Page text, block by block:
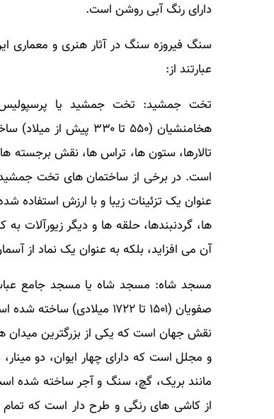
دارای رنگ آبی روشن است.
سنگ فیروزه سنگ در آثار هنری و معماری
عبارتند از:
تخت جمشید: تخت جمشید یا پرسپولیس
هخامنشیان (۵۵۰ تا
تالارها، ستون ها، تراس ها، نقش
است. در برخی از ساختمان های تخت جمشید،
عنوان یک تزئینات زیبا و با ارزش
ها، گردنبندها، حلقه ها و دیگر زیورآلات
آن می افزاید، بلکه به عنوان یک نماد از
مسجد شاه: مسجد شاه یا مسجد جامع
صفویان (۱۵۰۱ تا ۱۷۲۲
نقش جهان است که یکی از بزرگترین
و مجلل است که دارای چهار ایوان، دو
مانند بریک، گچ، سنگ و آجر ساخته شده
از کاشی های رنگی و طرح دار است که